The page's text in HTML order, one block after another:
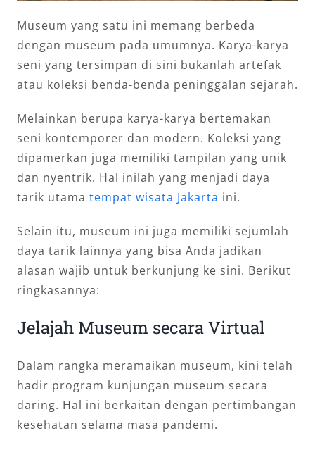
Museum yang satu ini memang berbeda
dengan museum pada umumnya. Karya-karya
seni yang tersimpan di sini bukanlah artefak
atau koleksi benda-benda peninggalan sejarah.
Melainkan berupa karya-karya bertemakan
seni kontemporer dan modern. Koleksi yang
dipamerkan juga memiliki tampilan yang unik
dan nyentrik. Hal inilah yang menjadi daya
tarik utama tempat wisata Jakarta ini.
Selain itu, museum ini juga memiliki sejumlah
daya tarik lainnya yang bisa Anda jadikan
alasan wajib untuk berkunjung ke sini. Berikut
ringkasannya:
Jelajah Museum secara Virtual
Dalam rangka meramaikan museum, kini telah
hadir program kunjungan museum secara
daring. Hal ini berkaitan dengan pertimbangan
kesehatan selama masa pandemi.